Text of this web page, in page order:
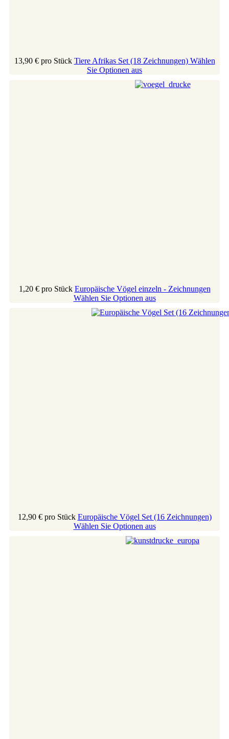
13,90 € pro Stück Tiere Afrikas Set (18 Zeichnungen) Wählen
Sie Optionen aus
1,20 € pro Stück Europäische Vögel einzeln - Zeichnungen
Wählen Sie Optionen aus
12,90 € pro Stück Europäische Vögel Set (16 Zeichnungen)
Wählen Sie Optionen aus